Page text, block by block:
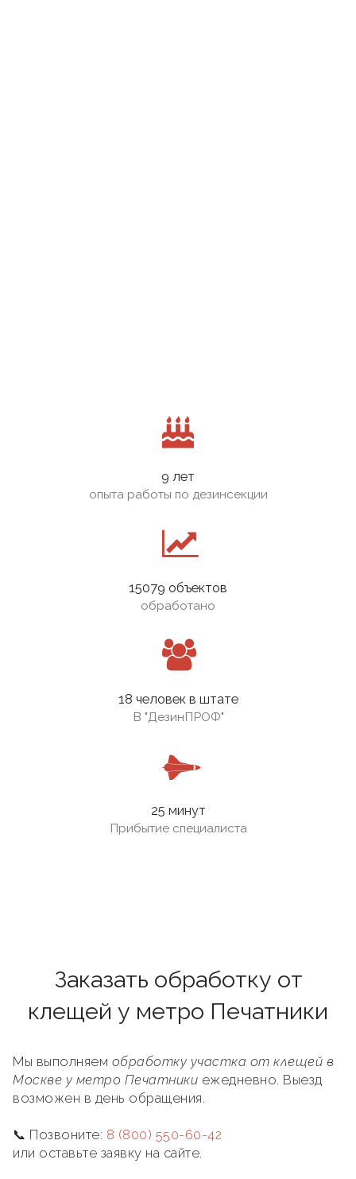
9 лет
опыта работы по дезинсекции
15079 объектов
обработано
18 человек в штате
В "ДезинПРОФ"
25 минут
Прибытие специалиста
Заказать обработку от
клещей у метро Печатники
Мы выполняем обработку участка от клещей в
Москве у метро Печатники ежедневно. Выезд
возможен в день обращения.
📞 Позвоните: 8 (800) 550-60-42
или оставьте заявку на сайте.